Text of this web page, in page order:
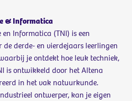
& Informatica
Informatica (TNI) is een
derde- en vierdejaars leerlingen
je ontdekt hoe leuk techniek,
is ontwikkeld door het Altena
in het vak natuurkunde.
ontwerper, kan je eigen